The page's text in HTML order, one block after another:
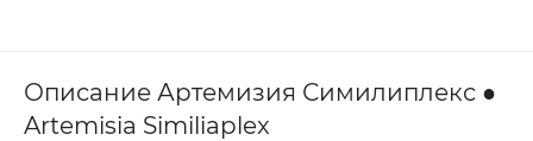
Описание Артемизия Симилиплекс ●
Artemisia Similiaplex